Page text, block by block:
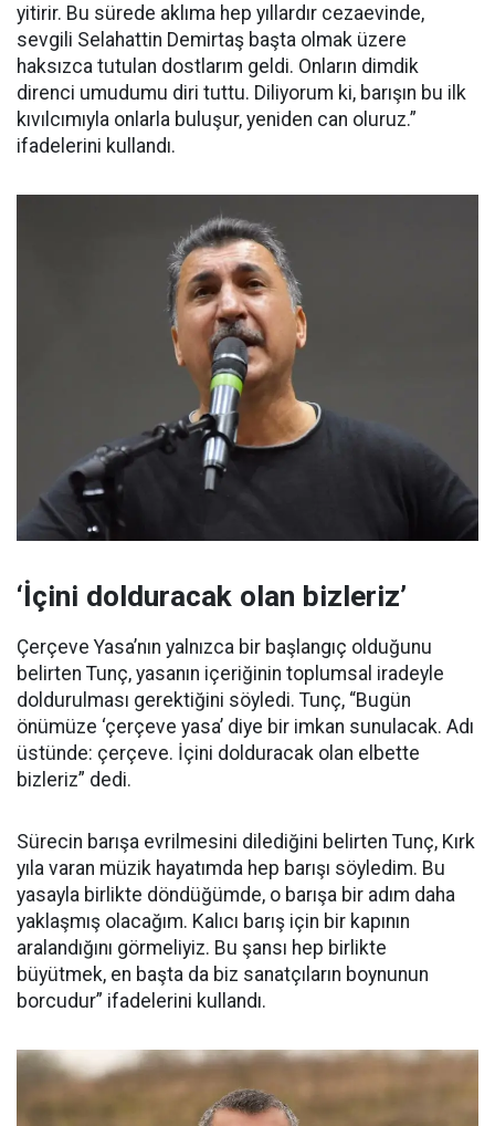
yitirir. Bu sürede aklıma hep yıllardır cezaevinde,
sevgili Selahattin Demirtaş başta olmak üzere
haksızca tutulan dostlarım geldi. Onların dimdik
direnci umudumu diri tuttu. Diliyorum ki, barışın bu ilk
kıvılcımıyla onlarla buluşur, yeniden can oluruz.”
ifadelerini kullandı.
‘İçini dolduracak olan bizleriz’
Çerçeve Yasa’nın yalnızca bir başlangıç olduğunu
belirten Tunç, yasanın içeriğinin toplumsal iradeyle
doldurulması gerektiğini söyledi. Tunç, “Bugün
önümüze ‘çerçeve yasa’ diye bir imkan sunulacak. Adı
üstünde: çerçeve. İçini dolduracak olan elbette
bizleriz” dedi.
Sürecin barışa evrilmesini dilediğini belirten Tunç, Kırk
yıla varan müzik hayatımda hep barışı söyledim. Bu
yasayla birlikte döndüğümde, o barışa bir adım daha
yaklaşmış olacağım. Kalıcı barış için bir kapının
aralandığını görmeliyiz. Bu şansı hep birlikte
büyütmek, en başta da biz sanatçıların boynunun
borcudur” ifadelerini kullandı.